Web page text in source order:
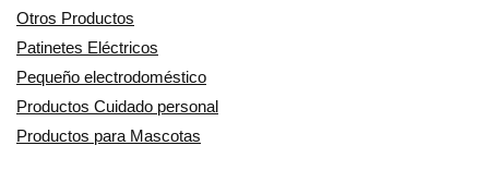
Otros Productos
Patinetes Eléctricos
Pequeño electrodoméstico
Productos Cuidado personal
Productos para Mascotas